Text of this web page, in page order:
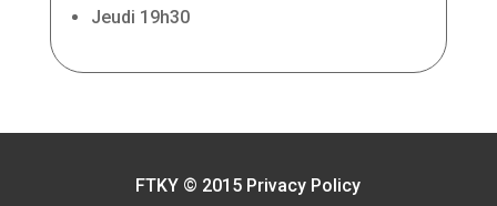
Jeudi 19h30
FTKY © 2015 Privacy Policy